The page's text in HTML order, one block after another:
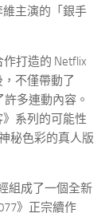
主演的「銀手
作打造的 Netflix
不僅帶動了
多連動內容。
系列的可能性
秘色彩的真人版
組成了一個全新
》正宗續作